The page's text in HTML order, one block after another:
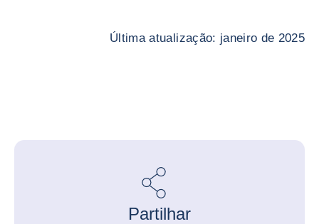
Última atualização: janeiro de 2025
Partilhar